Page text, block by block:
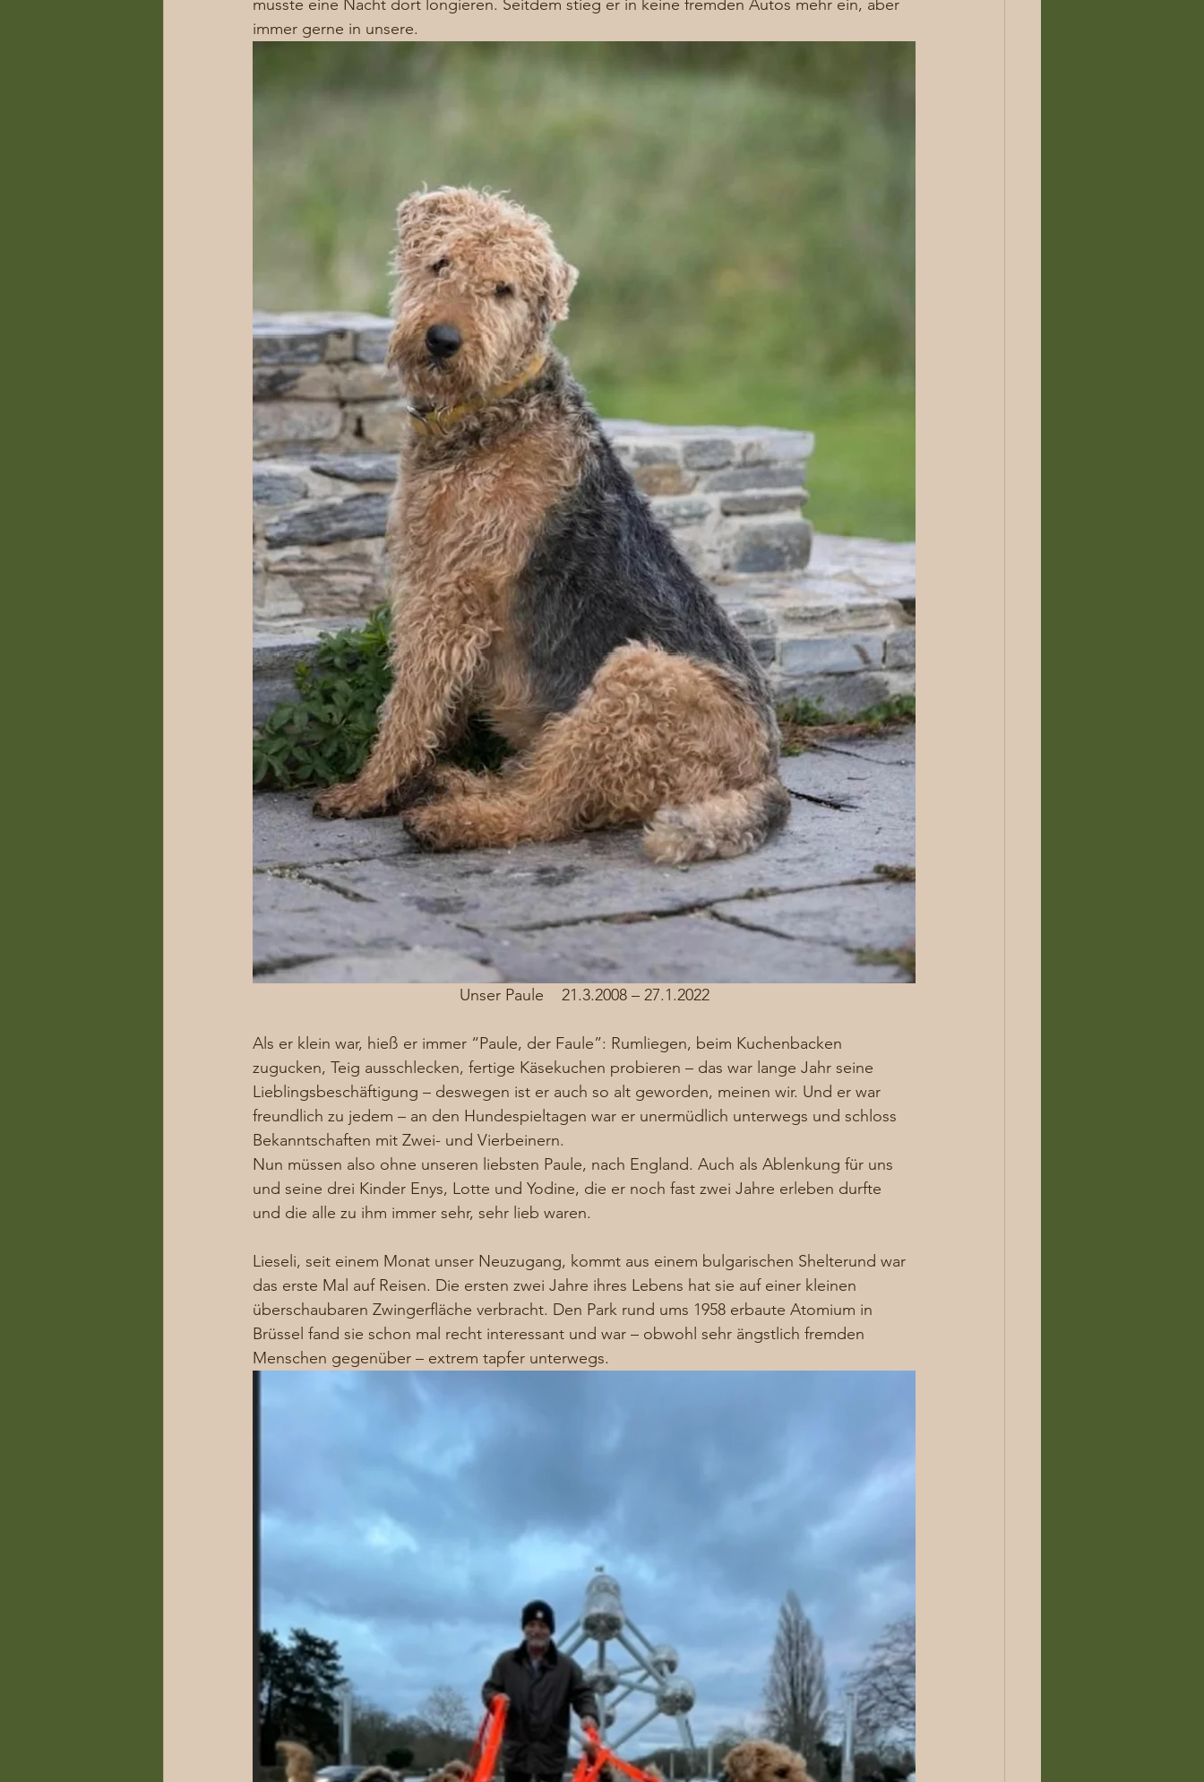
musste eine Nacht dort longieren. Seitdem stieg er in keine fremden Autos mehr ein, aber
immer gerne in unsere.
Unser Paule    21.3.2008 – 27.1.2022
Als er klein war, hieß er immer “Paule, der Faule”: Rumliegen, beim Kuchenbacken
zugucken, Teig ausschlecken, fertige Käsekuchen probieren – das war lange Jahr seine
Lieblingsbeschäftigung – deswegen ist er auch so alt geworden, meinen wir. Und er war
freundlich zu jedem – an den Hundespieltagen war er unermüdlich unterwegs und schloss
Bekanntschaften mit Zwei- und Vierbeinern.
Nun müssen also ohne unseren liebsten Paule, nach England. Auch als Ablenkung für uns
und seine drei Kinder Enys, Lotte und Yodine, die er noch fast zwei Jahre erleben durfte
und die alle zu ihm immer sehr, sehr lieb waren.
Lieseli, seit einem Monat unser Neuzugang, kommt aus einem bulgarischen Shelterund war
das erste Mal auf Reisen. Die ersten zwei Jahre ihres Lebens hat sie auf einer kleinen
überschaubaren Zwingerfläche verbracht. Den Park rund ums 1958 erbaute Atomium in
Brüssel fand sie schon mal recht interessant und war – obwohl sehr ängstlich fremden
Menschen gegenüber – extrem tapfer unterwegs.